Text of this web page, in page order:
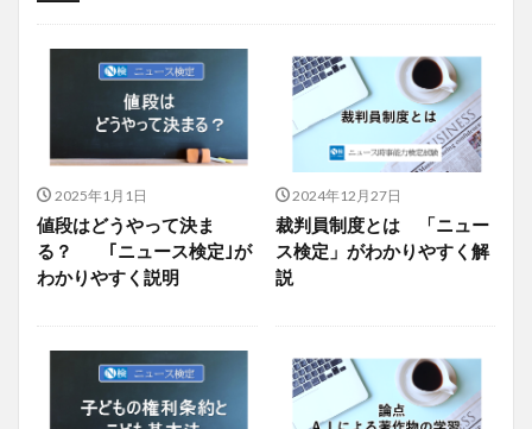
投稿
学び
マンガ
電子書籍
2025年1月1日
値段はどうやって決ま
る？ ｢ニュース検定｣が
わかりやすく説明
2024年12月27日
裁判員制度とは 「ニュー
ス検定」がわかりやすく解
説